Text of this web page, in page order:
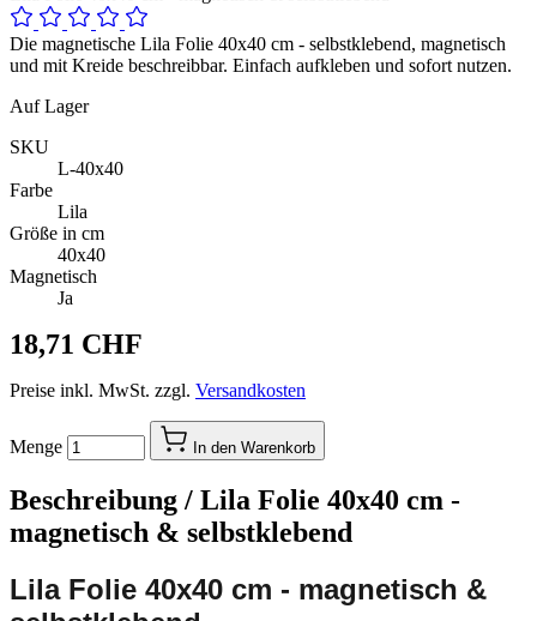
Die magnetische Lila Folie 40x40 cm - selbstklebend, magnetisch
und mit Kreide beschreibbar. Einfach aufkleben und sofort nutzen.
Auf Lager
SKU
L-40x40
Farbe
Lila
Größe in cm
40x40
Magnetisch
Ja
18,71 CHF
Preise inkl. MwSt. zzgl. Versandkosten
Menge In den Warenkorb
Beschreibung / Lila Folie 40x40 cm -
magnetisch & selbstklebend
Lila Folie 40x40 cm - magnetisch &